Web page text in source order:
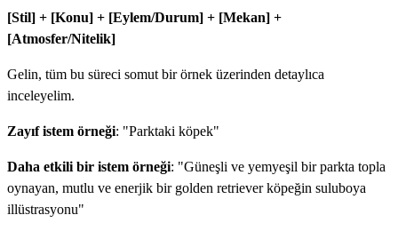
[Stil] + [Konu] + [Eylem/Durum] + [Mekan] +
[Atmosfer/Nitelik]
Gelin, tüm bu süreci somut bir örnek üzerinden detaylıca
inceleyelim.
Zayıf istem örneği: "Parktaki köpek"
Daha etkili bir istem örneği: "Güneşli ve yemyeşil bir parkta topla
oynayan, mutlu ve enerjik bir golden retriever köpeğin suluboya
illüstrasyonu"